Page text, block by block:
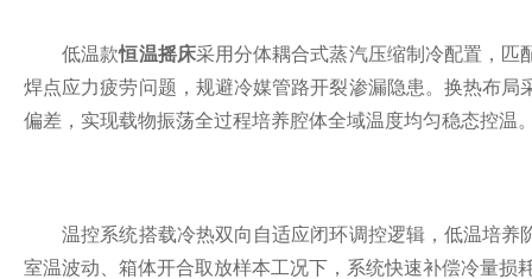
低温款恒温摇床采用分体耦合式蒸汽压缩制冷配置，匹
焊点应力疲劳问题，规避冷媒管路开裂渗漏隐患。换热布
偏差，实现载物振荡全过程培养腔体全域温度均匀稳态控温
温控系统搭载冷热双向自适应闭环调控逻辑，低温培养
室温波动、箱体开合取放样本工况下，系统快速补偿冷量损